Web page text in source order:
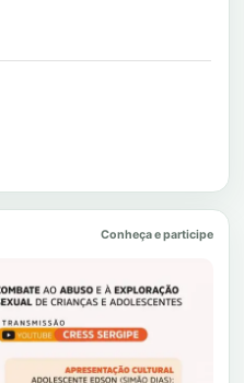
Conheça e participe